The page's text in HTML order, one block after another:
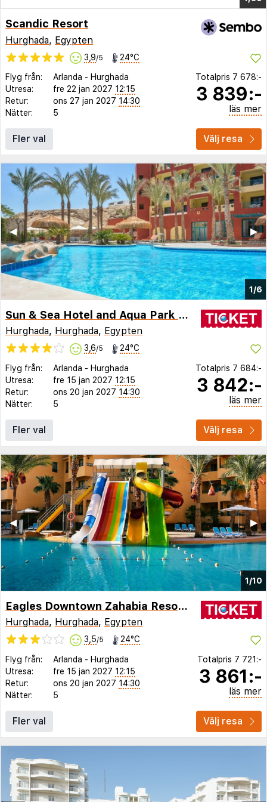
Scandic Resort
Hurghada, Egypten
3,9/5 24°C
Flyg från: Arlanda - Hurghada
Utresa:
fre 22 jan 2027 12:15
Retur:
ons 27 jan 2027 14:30
Nätter:
5
Totalpris 7 678:-
3 839:-
läs mer
Fler val Välj resa
1/6
▶︎
◀︎
Sun & Sea Hotel and Aqua Park - Hurghada
Hurghada, Hurghada, Egypten
3,6/5 24°C
Flyg från: Arlanda - Hurghada
Utresa:
fre 15 jan 2027 12:15
Retur:
ons 20 jan 2027 14:30
Nätter:
5
Totalpris 7 684:-
3 842:-
läs mer
Fler val Välj resa
1/10
▶︎
◀︎
Eagles Downtown Zahabia Resort & Aqua Park Ex. Zahabia Village
Hurghada, Hurghada, Egypten
3,5/5 24°C
Flyg från: Arlanda - Hurghada
Utresa:
fre 15 jan 2027 12:15
Retur:
ons 20 jan 2027 14:30
Nätter:
5
Totalpris 7 721:-
3 861:-
läs mer
Fler val Välj resa